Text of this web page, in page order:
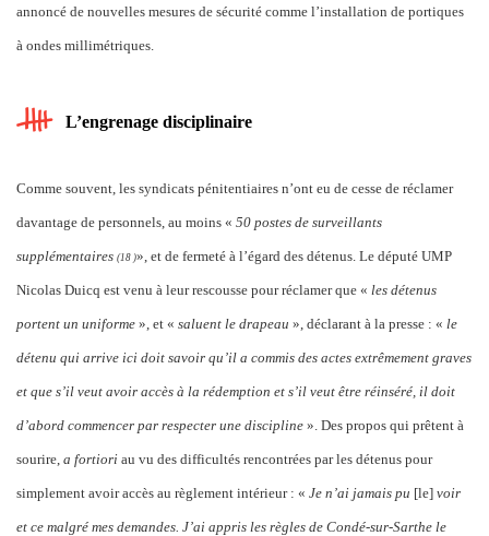
annoncé de nouvelles mesures de sécurité comme l’installation de portiques
à ondes millimétriques.
L’engrenage disciplinaire
Comme souvent, les syndicats pénitentiaires n’ont eu de cesse de réclamer
davantage de personnels, au moins « 50 postes de surveillants
supplémentaires (18 )», et de fermeté à l’égard des détenus. Le député UMP
Nicolas Duicq est venu à leur rescousse pour réclamer que « les détenus
portent un uniforme », et « saluent le drapeau », déclarant à la presse : « le
détenu qui arrive ici doit savoir qu’il a commis des actes extrêmement graves
et que s’il veut avoir accès à la rédemption et s’il veut être réinséré, il doit
d’abord commencer par respecter une discipline ». Des propos qui prêtent à
sourire, a fortiori au vu des difficultés rencontrées par les détenus pour
simplement avoir accès au règlement intérieur : « Je n’ai jamais pu [le] voir
et ce malgré mes demandes. J’ai appris les règles de Condé-sur-Sarthe le